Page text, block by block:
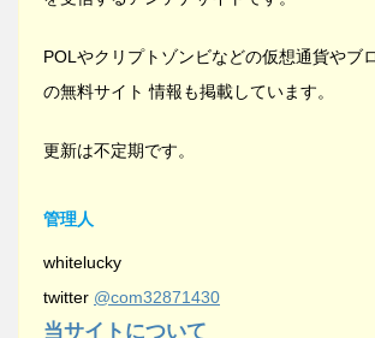
POLやクリプトゾンビなどの仮想通貨やブ
の無料サイト 情報も掲載しています。
更新は不定期です。
管理人
whitelucky
twitter @com32871430
当サイトについて